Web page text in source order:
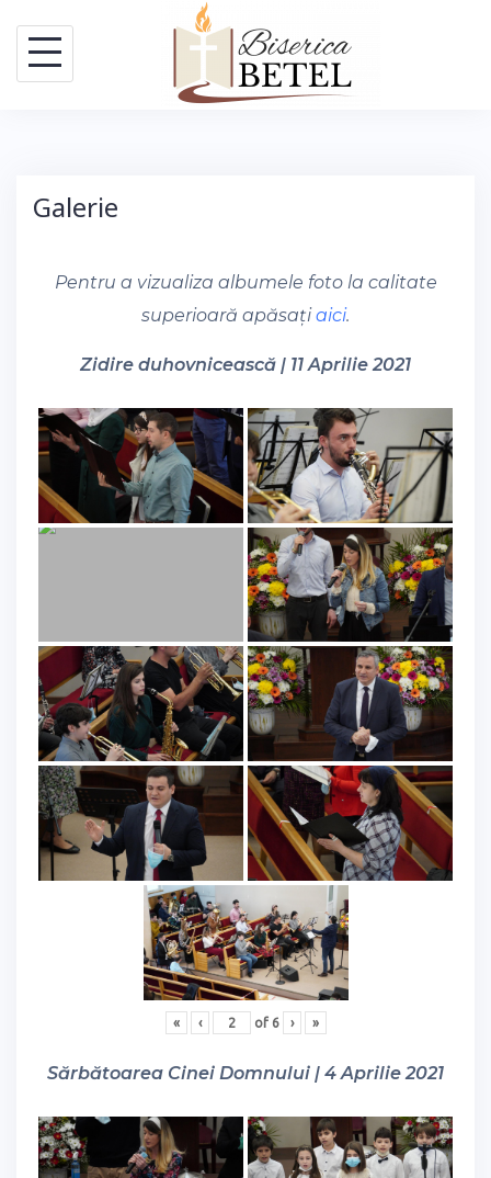
content
Galerie
Pentru a vizualiza albumele foto la calitate
superioară apăsațiaici.
Zidire duhovnicească | 11 Aprilie 2021
« ‹ of 6 › »
Sărbătoarea Cinei Domnului | 4 Aprilie 2021